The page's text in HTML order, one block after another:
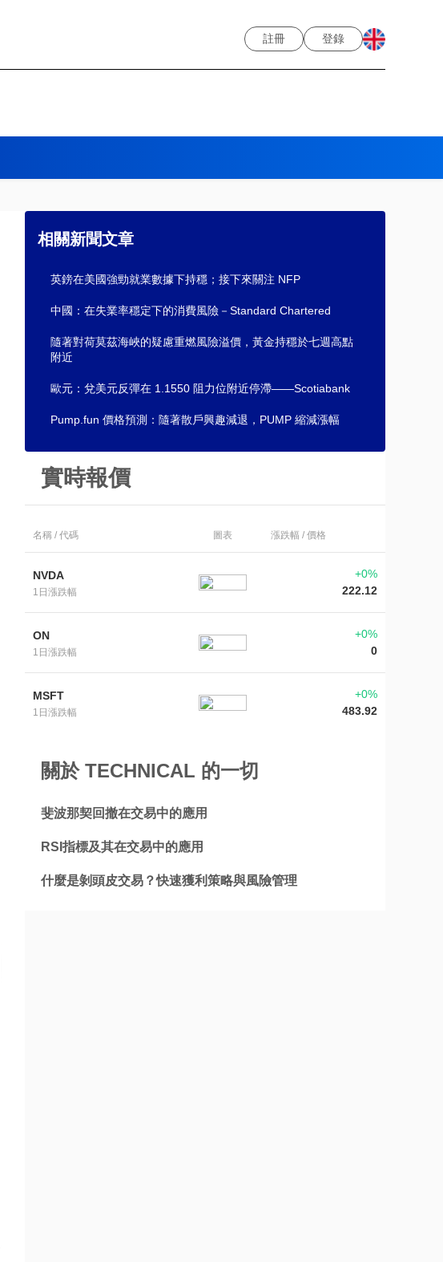
註冊 登錄
相關新聞文章
英鎊在美國強勁就業數據下持穩；接下來關注 NFP
中國：在失業率穩定下的消費風險－Standard Chartered
隨著對荷莫茲海峽的疑慮重燃風險溢價，黃金持穩於七週高點
附近
歐元：兌美元反彈在 1.1550 阻力位附近停滯——Scotiabank
Pump.fun 價格預測：隨著散戶興趣減退，PUMP 縮減漲幅
實時報價
名稱 / 代碼 圖表 漲跌幅 / 價格
NVDA
1日漲跌幅
+0%
222.12
ON
1日漲跌幅
+0%
0
MSFT
1日漲跌幅
+0%
483.92
關於 TECHNICAL 的一切
斐波那契回撤在交易中的應用
RSI指標及其在交易中的應用
什麼是剝頭皮交易？快速獲利策略與風險管理